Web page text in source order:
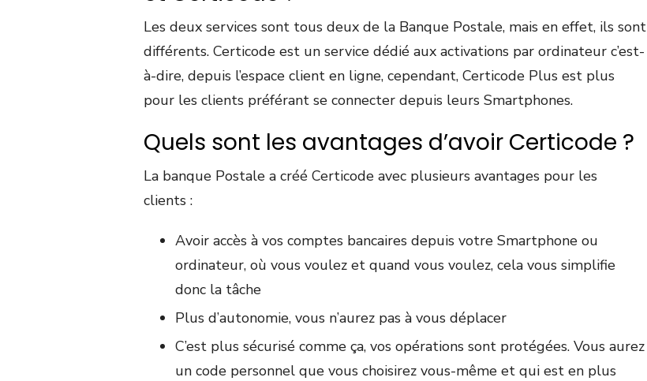
Les deux services sont tous deux de la Banque Postale, mais en effet, ils sont
différents. Certicode est un service dédié aux activations par ordinateur c’est-
à-dire, depuis l’espace client en ligne, cependant, Certicode Plus est plus
pour les clients préférant se connecter depuis leurs Smartphones.
Quels sont les avantages d’avoir Certicode ?
La banque Postale a créé Certicode avec plusieurs avantages pour les
clients :
Avoir accès à vos comptes bancaires depuis votre Smartphone ou
ordinateur, où vous voulez et quand vous voulez, cela vous simplifie
donc la tâche
Plus d’autonomie, vous n’aurez pas à vous déplacer
C’est plus sécurisé comme ça, vos opérations sont protégées. Vous aurez
un code personnel que vous choisirez vous-même et qui est en plus